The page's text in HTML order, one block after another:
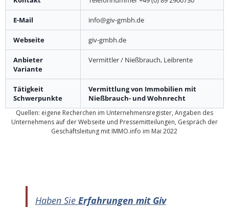
Quellen: eigene Recherchen im Unternehmensregister, Angaben des
Unternehmens auf der Webseite und Pressemitteilungen, Gespräch der
Geschäftsleitung mit IMMO.info im Mai 2022
E-Mail info@giv-gmbh.de
Webseite giv-gmbh.de
Anbieter
Variante
Vermittler / Nießbrauch, Leibrente
Tätigkeit
Schwerpunkte
Vermittlung von Immobilien mit
Nießbrauch- und Wohnrecht
Haben Sie Erfahrungen mit Giv